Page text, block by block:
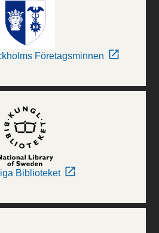
Företagsminnen
Biblioteket